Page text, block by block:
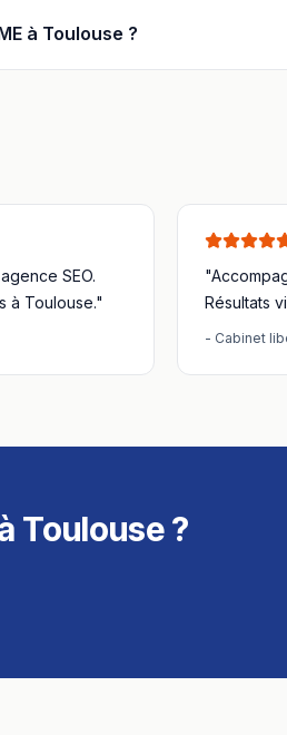
à Toulouse ?
agence SEO.
à Toulouse."
Résultats
- Cabinet
Toulouse?